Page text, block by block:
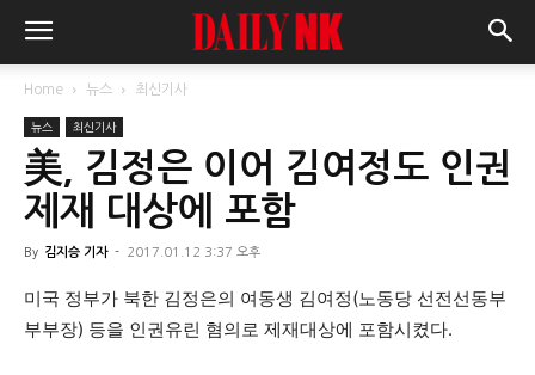
Home 뉴스 최신기사
뉴스 최신기사
美, 김정은 이어 김여정도 인권
제재 대상에 포함
By 김지승 기자 - 2017.01.12 3:37 오후
미국 정부가 북한 김정은의 여동생 김여정(노동당 선전선동부
부부장) 등을 인권유린 혐의로 제재대상에 포함시켰다.